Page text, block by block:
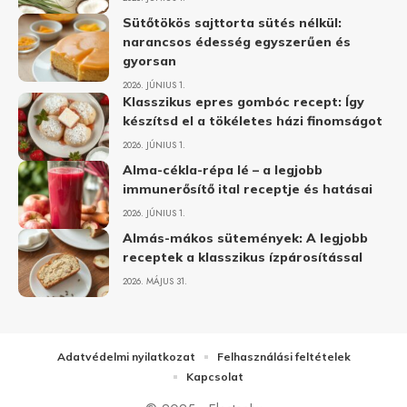
Sütőtökös sajttorta sütés nélkül:
narancsos édesség egyszerűen és
gyorsan
2026. JÚNIUS 1.
Klasszikus epres gombóc recept: Így
készítsd el a tökéletes házi finomságot
2026. JÚNIUS 1.
Alma-cékla-répa lé – a legjobb
immunerősítő ital receptje és hatásai
2026. JÚNIUS 1.
Almás-mákos sütemények: A legjobb
receptek a klasszikus ízpárosítással
2026. MÁJUS 31.
Adatvédelmi nyilatkozat
Felhasználási feltételek
Kapcsolat